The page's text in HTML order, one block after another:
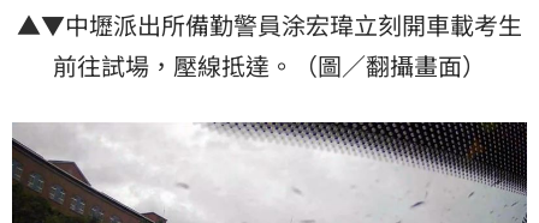
▲▼中壢派出所備勤警員涂宏瑋立刻開車載考生
前往試場，壓線抵達。（圖／翻攝畫面）